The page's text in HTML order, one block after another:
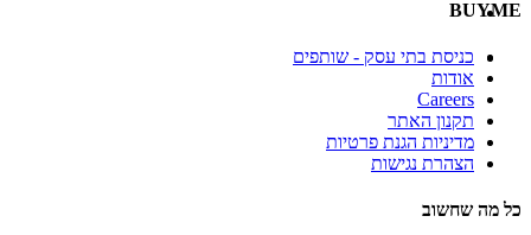
BUYME
כניסת בתי עסק - שותפים
אודות
Careers
תקנון האתר
מדיניות הגנת פרטיות
הצהרת נגישות
כל מה שחשוב